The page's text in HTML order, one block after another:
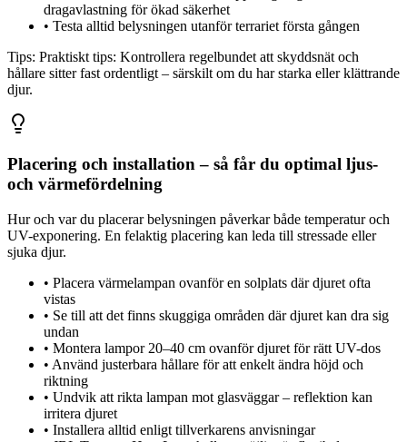
dragavlastning för ökad säkerhet
• Testa alltid belysningen utanför terrariet första gången
Tips: Praktiskt tips: Kontrollera regelbundet att skyddsnät och
hållare sitter fast ordentligt – särskilt om du har starka eller klättrande
djur.
Placering och installation – så får du optimal ljus-
och värmefördelning
Hur och var du placerar belysningen påverkar både temperatur och
UV-exponering. En felaktig placering kan leda till stressade eller
sjuka djur.
• Placera värmelampan ovanför en solplats där djuret ofta
vistas
• Se till att det finns skuggiga områden där djuret kan dra sig
undan
• Montera lampor 20–40 cm ovanför djuret för rätt UV-dos
• Använd justerbara hållare för att enkelt ändra höjd och
riktning
• Undvik att rikta lampan mot glasväggar – reflektion kan
irritera djuret
• Installera alltid enligt tillverkarens anvisningar